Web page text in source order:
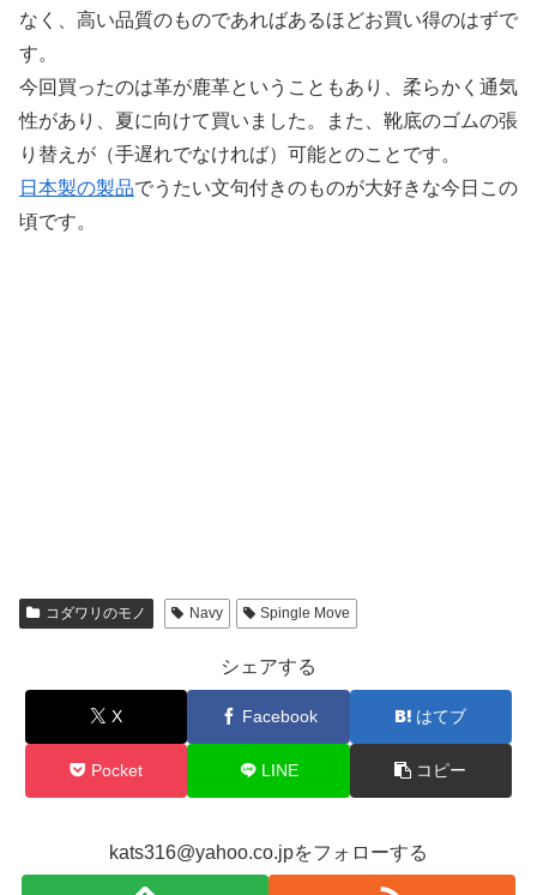
なく、高い品質のものであればあるほどお買い得のはずで
す。
今回買ったのは革が鹿革ということもあり、柔らかく通気
性があり、夏に向けて買いました。また、靴底のゴムの張
り替えが（手遅れでなければ）可能とのことです。
日本製の製品でうたい文句付きのものが大好きな今日この
頃です。
コダワリのモノ Navy Spingle Move
シェアする
X Facebook はてブ
Pocket LINE コピー
kats316@yahoo.co.jpをフォローする